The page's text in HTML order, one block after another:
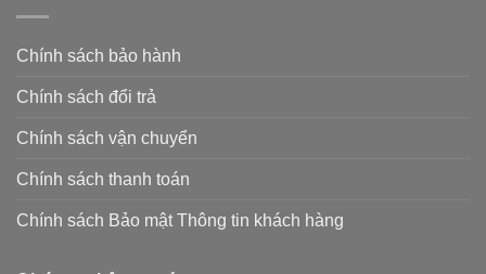
Chính sách bảo hành
Chính sách đổi trả
Chính sách vận chuyển
Chính sách thanh toán
Chính sách Bảo mật Thông tin khách hàng